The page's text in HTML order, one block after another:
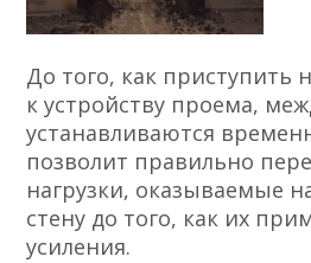
До того, как приступить
к устройству проема,
устанавливаются
позволит правильно
нагрузки, оказываемые
стену до того, как их
усиления.